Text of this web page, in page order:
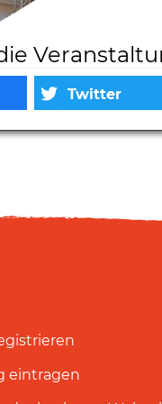
eintragen